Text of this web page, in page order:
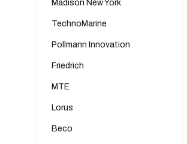
Madison New York
TechnoMarine
Pollmann Innovation
Friedrich
MTE
Lorus
Beco